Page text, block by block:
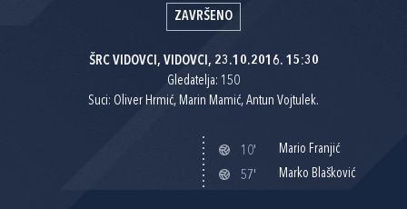
ZAVRŠENO
ŠRC VIDOVCI, VIDOVCI, 23.10.2016. 15:30
Gledatelja: 150
Suci: Oliver Hrmić, Marin Mamić, Antun Vojtulek.
10'
Mario Franjić
57'
Marko Blašković